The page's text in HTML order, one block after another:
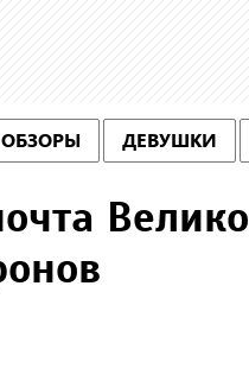
ДЕВУШКИ
ОБЗОРЫ